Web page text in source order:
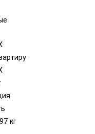
кг